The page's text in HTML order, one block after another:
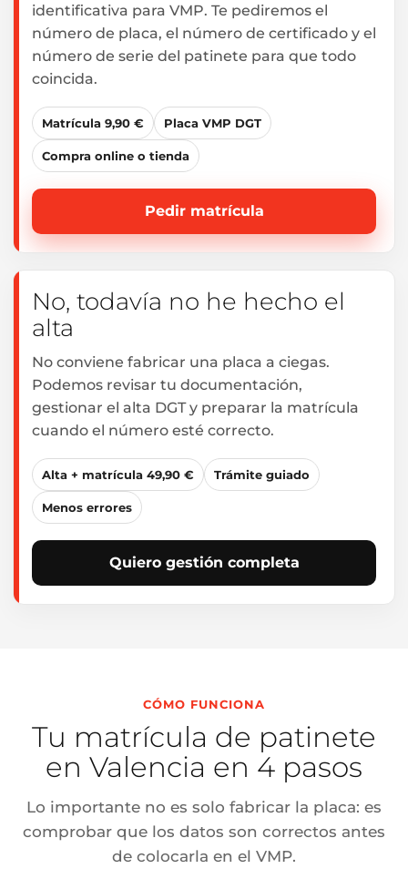
identificativa para VMP. Te pediremos el
número de placa, el número de certificado y el
número de serie del patinete para que todo
coincida.
Matrícula 9,90 € Placa VMP DGT
Compra online o tienda
Pedir matrícula
No, todavía no he hecho el
alta
No conviene fabricar una placa a ciegas.
Podemos revisar tu documentación,
gestionar el alta DGT y preparar la matrícula
cuando el número esté correcto.
Alta + matrícula 49,90 € Trámite guiado
Menos errores
Quiero gestión completa
CÓMO FUNCIONA
Tu matrícula de patinete
en Valencia en 4 pasos
Lo importante no es solo fabricar la placa: es
comprobar que los datos son correctos antes
de colocarla en el VMP.